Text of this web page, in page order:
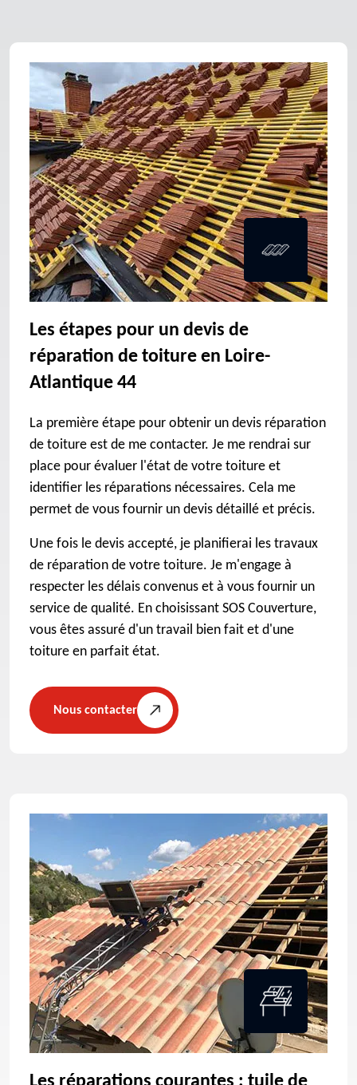
Les étapes pour un devis de
réparation de toiture en Loire-
Atlantique 44
La première étape pour obtenir un devis réparation
de toiture est de me contacter. Je me rendrai sur
place pour évaluer l'état de votre toiture et
identifier les réparations nécessaires. Cela me
permet de vous fournir un devis détaillé et précis.
Une fois le devis accepté, je planifierai les travaux
de réparation de votre toiture. Je m'engage à
respecter les délais convenus et à vous fournir un
service de qualité. En choisissant SOS Couverture,
vous êtes assuré d'un travail bien fait et d'une
toiture en parfait état.
Nous contacter